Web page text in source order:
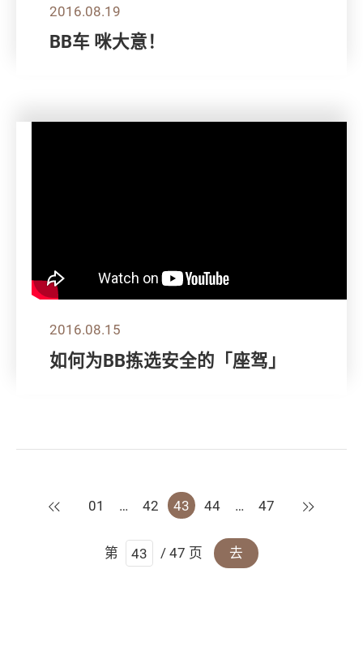
2016.08.19
BB车 咪大意！
2016.08.15
如何为BB拣选安全的「座驾」
上一页
01 … 42 43 44 … 47 下一页
第 / 47 页 去